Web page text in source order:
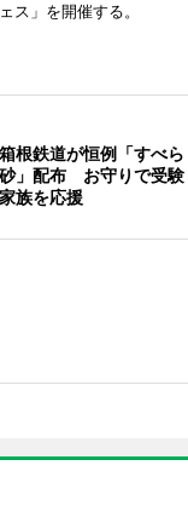
ス」を開催する。
根鉄道が恒例「すべら
」配布 お守りで受験
族を応援